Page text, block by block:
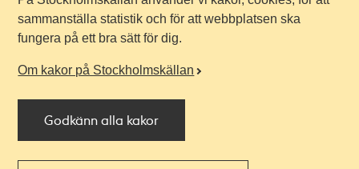
sammanställa statistik och för att webbplatsen ska
fungera på ett bra sätt för dig.
Om kakor på Stockholmskällan
Godkänn alla kakor